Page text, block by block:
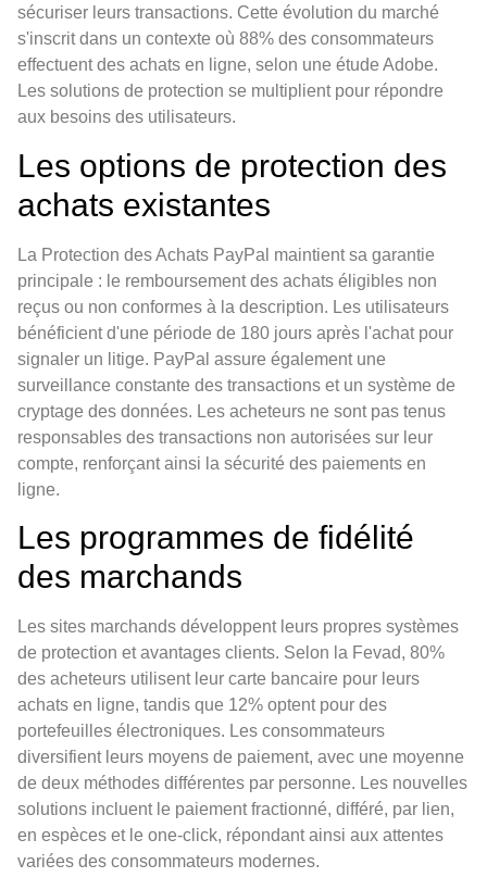
sécuriser leurs transactions. Cette évolution du marché
s'inscrit dans un contexte où 88% des consommateurs
effectuent des achats en ligne, selon une étude Adobe.
Les solutions de protection se multiplient pour répondre
aux besoins des utilisateurs.
Les options de protection des
achats existantes
La Protection des Achats PayPal maintient sa garantie
principale : le remboursement des achats éligibles non
reçus ou non conformes à la description. Les utilisateurs
bénéficient d'une période de 180 jours après l'achat pour
signaler un litige. PayPal assure également une
surveillance constante des transactions et un système de
cryptage des données. Les acheteurs ne sont pas tenus
responsables des transactions non autorisées sur leur
compte, renforçant ainsi la sécurité des paiements en
ligne.
Les programmes de fidélité
des marchands
Les sites marchands développent leurs propres systèmes
de protection et avantages clients. Selon la Fevad, 80%
des acheteurs utilisent leur carte bancaire pour leurs
achats en ligne, tandis que 12% optent pour des
portefeuilles électroniques. Les consommateurs
diversifient leurs moyens de paiement, avec une moyenne
de deux méthodes différentes par personne. Les nouvelles
solutions incluent le paiement fractionné, différé, par lien,
en espèces et le one-click, répondant ainsi aux attentes
variées des consommateurs modernes.